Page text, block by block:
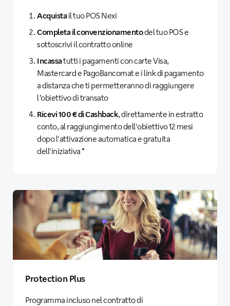
Acquistail tuo POS Nexi
Completa il convenzionamentodel tuo POS e
sottoscrivi il contratto online
Incassatutti i pagamenti con carte Visa,
Mastercard e PagoBancomat e i link di pagamento
a distanza che ti permetteranno di raggiungere
l’obiettivo di transato
Ricevi 100 € di Cashback, direttamente in estratto
conto, al raggiungimento dell'obiettivo 12 mesi
dopo l'attivazione automatica e gratuita
dell'iniziativa *
Protection Plus
Programma incluso nel contratto di